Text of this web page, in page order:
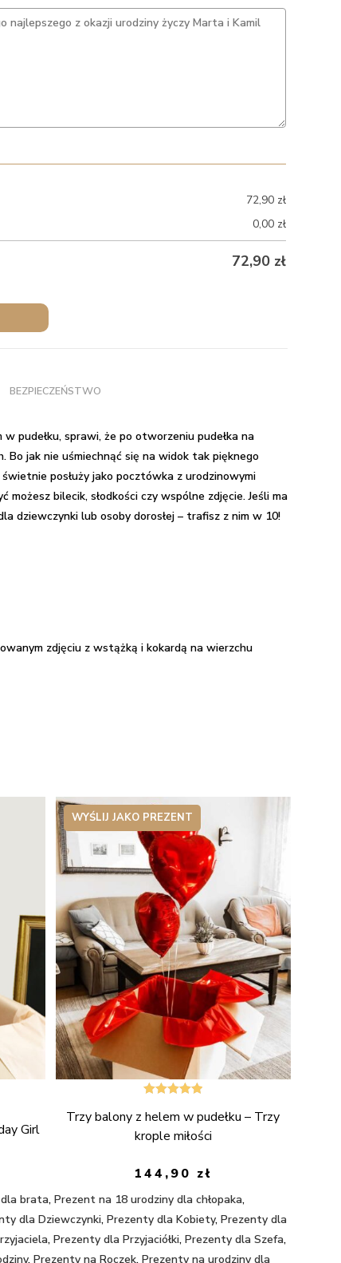
72,90 zł
0,00 zł
72,90 zł
BEZPIECZEŃSTWO
pudełku, sprawi, że po otworzeniu pudełka na
jak nie uśmiechnąć się na widok tak pięknego
posłuży jako pocztówka z urodzinowymi
możesz bilecik, słodkości czy wspólne zdjęcie. Jeśli ma
dziewczynkilub osoby dorosłej – trafisz z nim w 10!
zdjęciu z wstążką i kokardą na wierzchu
Girl
WYŚLIJ JAKO PREZENT
5.00 na 5
Trzy balony z helem w pudełku – Trzy
krople miłości
144,90 zł
brata,Prezent na 18 urodziny dla chłopaka,
dla Dziewczynki,Prezenty dla Kobiety,Prezenty dla
,Prezenty dla Przyjaciółki,Prezenty dla Szefa,
,Prezenty na Roczek,Prezenty na urodziny dla